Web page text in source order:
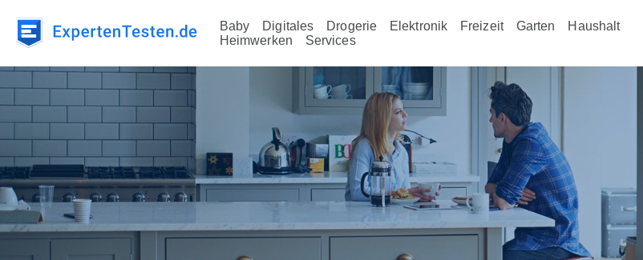
Baby Digitales Drogerie Elektronik Freizeit Garten
Haushalt
Heimwerken
Services